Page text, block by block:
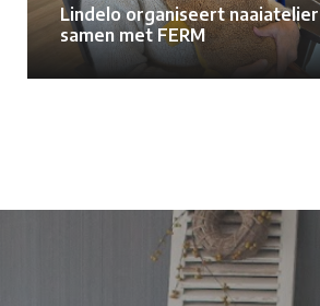
Lindelo organiseert naaiatelier
samen met FERM